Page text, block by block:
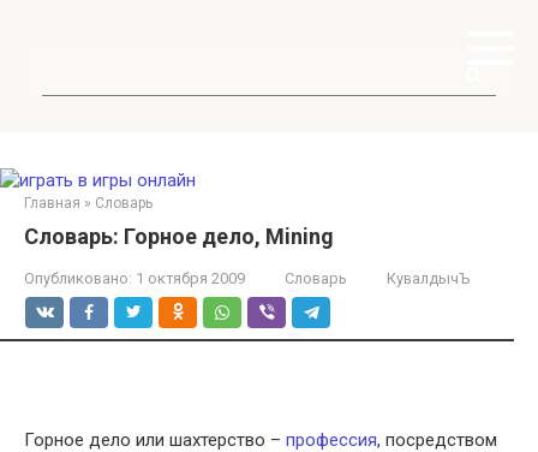
Главная » Словарь
Словарь: Горное дело, Mining
Опубликовано: 1 октября 2009 Словарь КувалдычЪ
Горное дело или шахтерство – профессия, посредством